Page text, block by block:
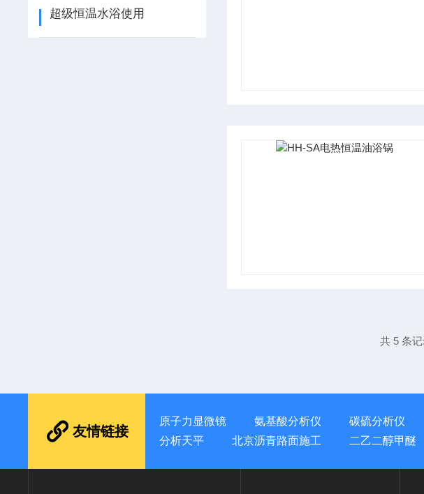
超级恒温水浴使用
共 5 条
友情链接
原子力显微镜 氨基酸分析仪 碳硫分析仪
分析天平
北京沥青路面施工 二乙二醇甲醚